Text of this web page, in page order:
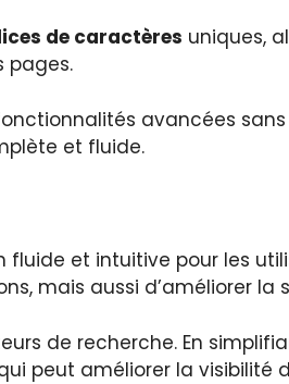
de caractères uniques,
pages.
avancées
et fluide.
et intuitive pour les
mais aussi d’améliorer la
de recherche. En
peut améliorer la visibilité